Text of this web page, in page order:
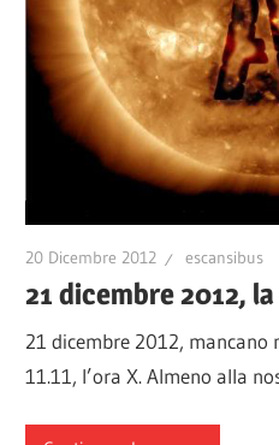
20 Dicembre 2012 escansibus
21 dicembre 2012,
21 dicembre 2012, mancano
11.11, l’ora X. Almeno alla